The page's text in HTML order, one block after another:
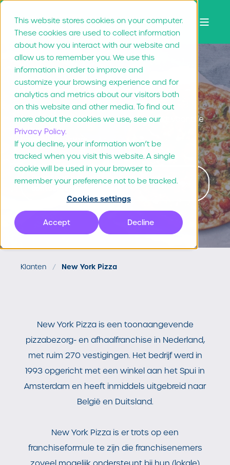
This website stores cookies on your computer.
These cookies are used to collect information
about how you interact with our website and
allow us to remember you. We use this
information in order to improve and
customize your browsing experience and for
analytics and metrics about our visitors both
on this website and other media. To find out
more about the cookies we use, see our
Privacy Policy.
If you decline, your information won’t be
tracked when you visit this website. A single
cookie will be used in your browser to
remember your preference not to be tracked.
Cookies settings
Accept Decline
New York Pizza
Lokale marketing eenvoudig gemaakt voor alle
franchisenemers
Download het volledige verhaal (geen
Klanten New York Pizza
New York Pizza is een toonaangevende
pizzabezorg- en afhaalfranchise in Nederland,
met ruim 270 vestigingen. Het bedrijf werd in
1993 opgericht met een winkel aan het Spui in
Amsterdam en heeft inmiddels uitgebreid naar
België en Duitsland.
New York Pizza is er trots op een
franchiseformule te zijn die franchisenemers